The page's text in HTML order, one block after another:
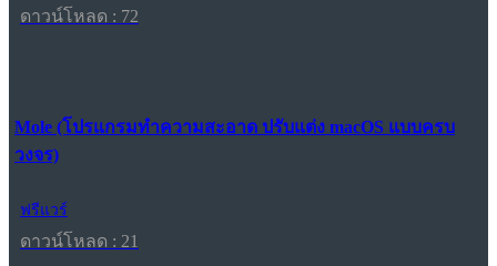
ดาวน์โหลด : 72
Mole (โปรแกรมทำความสะอาด ปรับแต่ง macOS แบบครบ
วงจร)
ฟรีแวร์
ดาวน์โหลด : 21